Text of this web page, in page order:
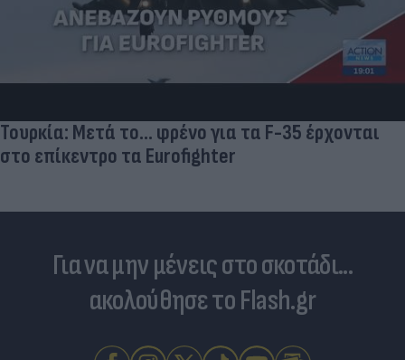
Τουρκία: Μετά το... φρένο για τα F-35 έρχονται
στο επίκεντρο τα Eurofighter
Για να μην μένεις στο σκοτάδι...
ακολούθησε το Flash.gr